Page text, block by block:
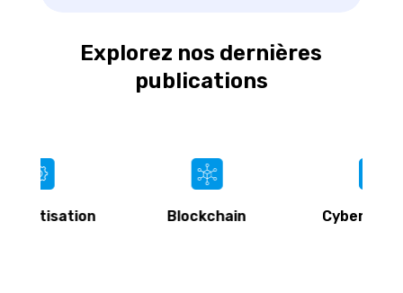
Explorez nos dernières
publications
Blockchain Cybersécurité